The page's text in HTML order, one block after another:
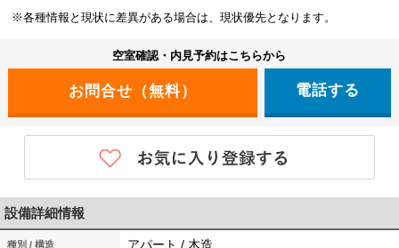
※各種情報と現状に差異がある場合は、現状優先となります。
空室確認・内見予約はこちらから
電話する
設備詳細情報
種別 / 構造 アパート / 木造